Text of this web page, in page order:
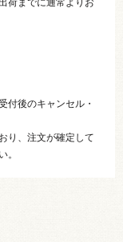
付後のキャンセル・
り、注文が確定して
。